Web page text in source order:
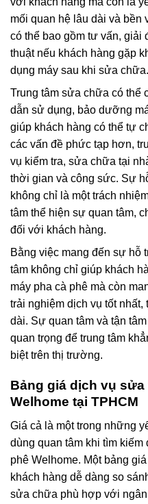
mối quan hệ lâu dài và bền
có thể bao gồm tư vấn, giải
thuật nếu khách hàng gặp
dụng máy sau khi sửa chữa.
Trung tâm sửa chữa có thể
dẫn sử dụng, bảo dưỡng
giúp khách hàng có thể tự
các vấn đề phức tạp hơn,
vụ kiểm tra, sửa chữa tại
thời gian và công sức. Sự
không chỉ là một trách
tâm thể hiện sự quan tâm,
đối với khách hàng.
Bằng việc mang đến sự hỗ
tâm không chỉ giúp khách
máy pha cà phê mà còn
trải nghiệm dịch vụ tốt
dài. Sự quan tâm và tận
quan trọng để trung tâm
biệt trên thị trường.
Bảng giá dịch vụ
Welhome tại TPHCM
Giá cả là một trong những
dùng quan tâm khi tìm
phê Welhome. Một bảng
khách hàng dễ dàng so
sửa chữa phù hợp với